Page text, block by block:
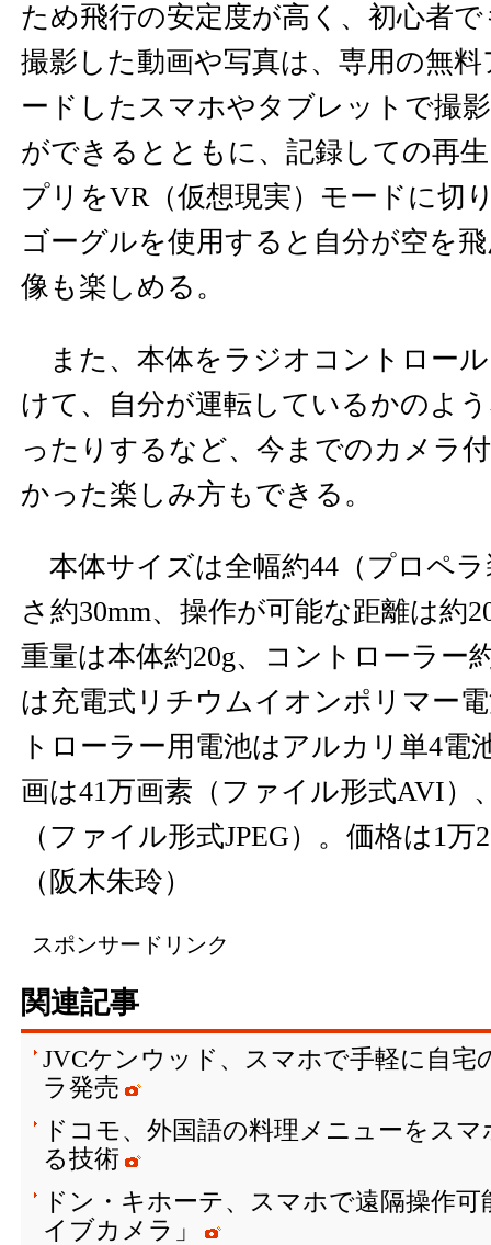
ため飛行の安定度が高く、初心者
撮影した動画や写真は、専用の無
ードしたスマホやタブレットで撮
ができるとともに、記録しての再
プリをVR（仮想現実）モードに切
ゴーグルを使用すると自分が空を
像も楽しめる。
また、本体をラジオコントロー
けて、自分が運転しているかのよ
ったりするなど、今までのカメラ
かった楽しみ方もできる。
本体サイズは全幅約44（プロペラ
さ約30mm、操作が可能な距離は約
重量は本体約20g、コントローラー
は充電式リチウムイオンポリマー
トローラー用電池はアルカリ単4電
画は41万画素（ファイル形式AVI）
（ファイル形式JPEG）。価格は1万
（阪木朱玲）
スポンサードリンク
関連記事
JVCケンウッド、スマホで手軽に自宅
ラ発売
ドコモ、外国語の料理メニューをス
る技術
ドン・キホーテ、スマホで遠隔操作
イブカメラ」